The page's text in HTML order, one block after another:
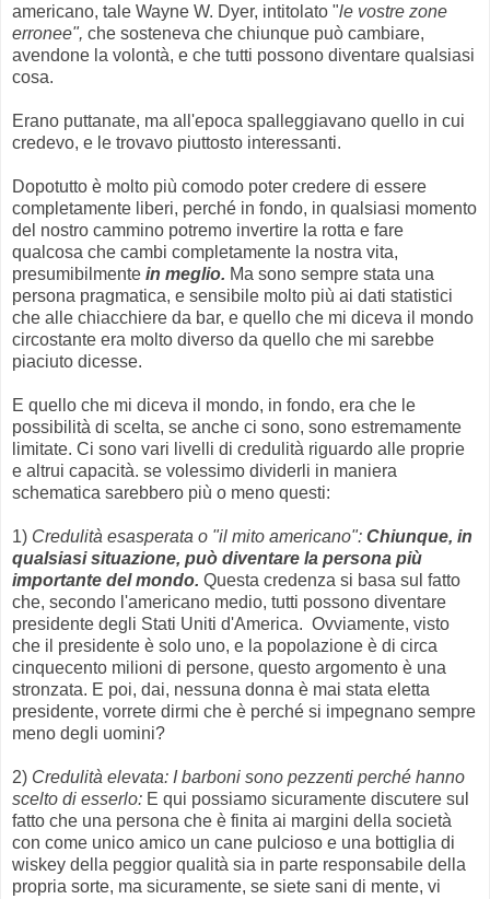
americano, tale Wayne W. Dyer, intitolato "le vostre zone
erronee", che sosteneva che chiunque può cambiare,
avendone la volontà, e che tutti possono diventare qualsiasi
cosa.
Erano puttanate, ma all'epoca spalleggiavano quello in cui
credevo, e le trovavo piuttosto interessanti.
Dopotutto è molto più comodo poter credere di essere
completamente liberi, perché in fondo, in qualsiasi momento
del nostro cammino potremo invertire la rotta e fare
qualcosa che cambi completamente la nostra vita,
presumibilmente in meglio. Ma sono sempre stata una
persona pragmatica, e sensibile molto più ai dati statistici
che alle chiacchiere da bar, e quello che mi diceva il mondo
circostante era molto diverso da quello che mi sarebbe
piaciuto dicesse.
E quello che mi diceva il mondo, in fondo, era che le
possibilità di scelta, se anche ci sono, sono estremamente
limitate. Ci sono vari livelli di credulità riguardo alle proprie
e altrui capacità. se volessimo dividerli in maniera
schematica sarebbero più o meno questi:
1) Credulità esasperata o "il mito americano": Chiunque, in
qualsiasi situazione, può diventare la persona più
importante del mondo. Questa credenza si basa sul fatto
che, secondo l'americano medio, tutti possono diventare
presidente degli Stati Uniti d'America. Ovviamente, visto
che il presidente è solo uno, e la popolazione è di circa
cinquecento milioni di persone, questo argomento è una
stronzata. E poi, dai, nessuna donna è mai stata eletta
presidente, vorrete dirmi che è perché si impegnano sempre
meno degli uomini?
2) Credulità elevata: I barboni sono pezzenti perché hanno
scelto di esserlo: E qui possiamo sicuramente discutere sul
fatto che una persona che è finita ai margini della società
con come unico amico un cane pulcioso e una bottiglia di
wiskey della peggior qualità sia in parte responsabile della
propria sorte, ma sicuramente, se siete sani di mente, vi